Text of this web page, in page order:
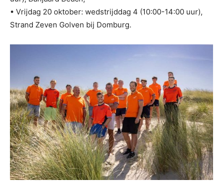
• Vrijdag 20 oktober: wedstrijddag 4 (10:00-14:00 uur),
Strand Zeven Golven bij Domburg.